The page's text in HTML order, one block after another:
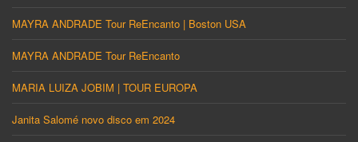
MAYRA ANDRADE Tour ReEncanto | Boston USA
MAYRA ANDRADE Tour ReEncanto
MARIA LUIZA JOBIM | TOUR EUROPA
Janita Salomé novo disco em 2024